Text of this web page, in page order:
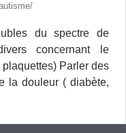
du spectre de
concernant le
Parler des
la douleur ( diabète,